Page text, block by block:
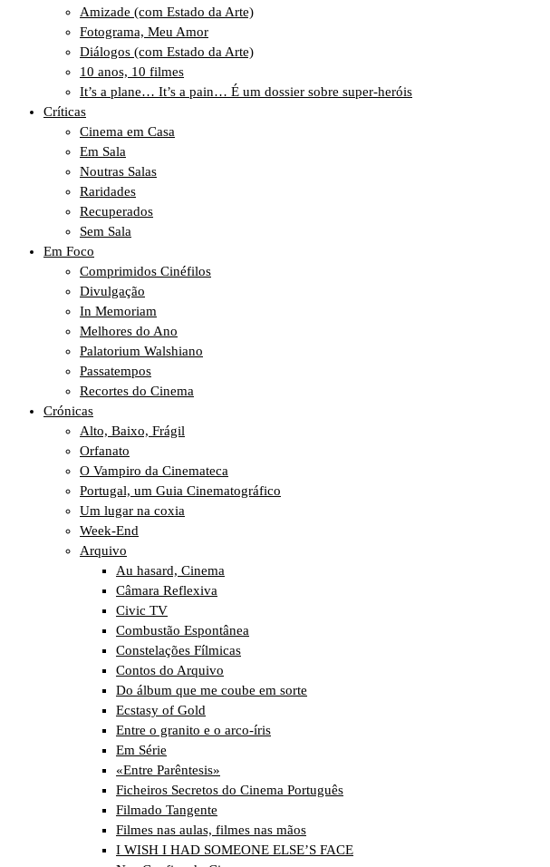
Amizade (com Estado da Arte)
Fotograma, Meu Amor
Diálogos (com Estado da Arte)
10 anos, 10 filmes
It’s a plane… It’s a pain… É um dossier sobre super-heróis
Críticas
Cinema em Casa
Em Sala
Noutras Salas
Raridades
Recuperados
Sem Sala
Em Foco
Comprimidos Cinéfilos
Divulgação
In Memoriam
Melhores do Ano
Palatorium Walshiano
Passatempos
Recortes do Cinema
Crónicas
Alto, Baixo, Frágil
Orfanato
O Vampiro da Cinemateca
Portugal, um Guia Cinematográfico
Um lugar na coxia
Week-End
Arquivo
Au hasard, Cinema
Câmara Reflexiva
Civic TV
Combustão Espontânea
Constelações Fílmicas
Contos do Arquivo
Do álbum que me coube em sorte
Ecstasy of Gold
Entre o granito e o arco-íris
Em Série
«Entre Parêntesis»
Ficheiros Secretos do Cinema Português
Filmado Tangente
Filmes nas aulas, filmes nas mãos
I WISH I HAD SOMEONE ELSE’S FACE